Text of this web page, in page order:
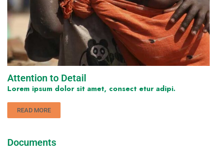
Attention to Detail
Lorem ipsum dolor sit amet, consect etur adipi.
READ MORE
Documents